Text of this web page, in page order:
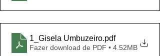
1_Gisela Umbuzeiro.pdf
Fazer download de PDF • 4.52MB